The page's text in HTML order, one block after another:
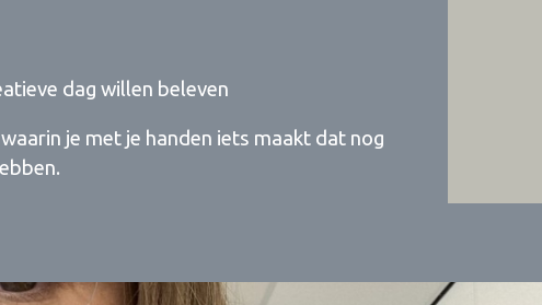
dag willen beleven
je met je handen iets maakt dat nog